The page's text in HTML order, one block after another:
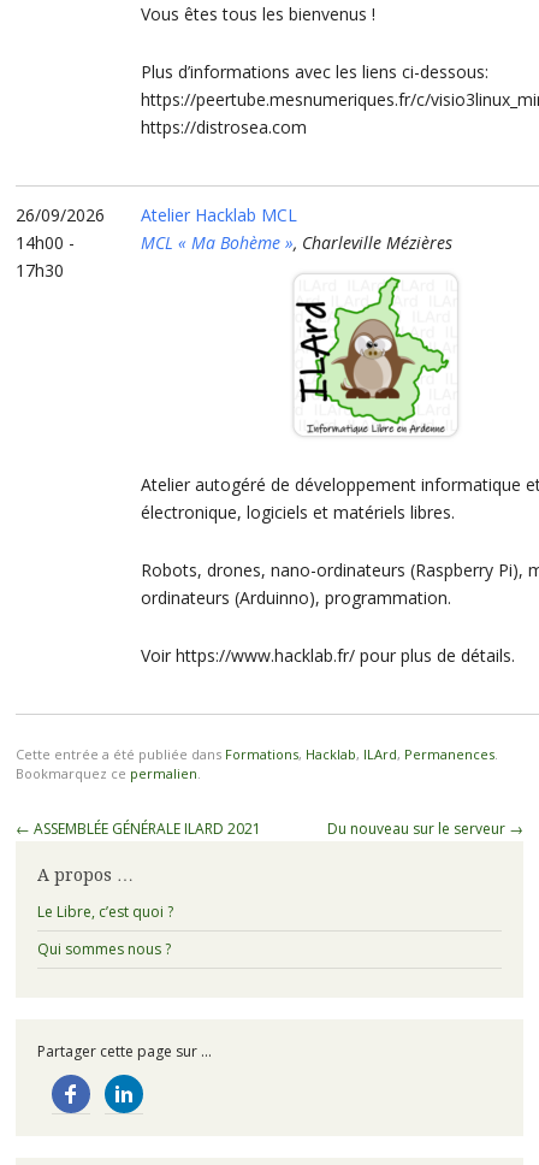
Vous êtes tous les bienvenus !
Plus d’informations avec les liens ci-dessous:
https://peertube.mesnumeriques.fr/c/
https://distrosea.com
26/09/2026
14h00 -
17h30
Atelier Hacklab MCL
MCL « Ma Bohème », Charleville Mézières
Atelier autogéré de développement informatique
électronique, logiciels et matériels libres.
Robots, drones, nano-ordinateurs (Raspberry Pi),
ordinateurs (Arduinno), programmation.
Voir https://www.hacklab.fr/ pour plus de détails.
Cette entrée a été publiée dans Formations, Hacklab, ILArd, Permanences.
Bookmarquez ce permalien
Navigation
articles
← ASSEMBLÉE GÉNÉRALE ILARD 2021 Du nouveau sur le serveur →
A propos …
Le Libre, c’est quoi ?
Qui sommes nous ?
Partager cette page sur ...